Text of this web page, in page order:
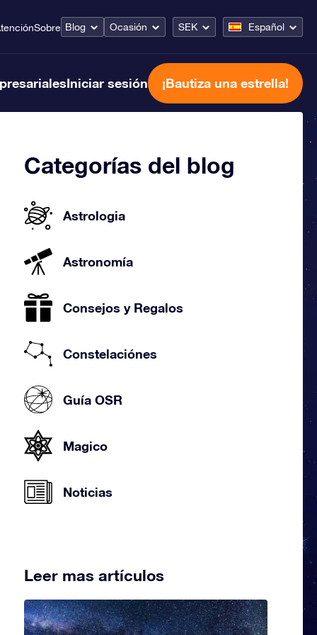
Sobre Blog Ocasión SEK Español
Iniciar sesión ¡Bautiza una estrella!
Categorías del blog
Astrologia
Astronomía
Consejos y Regalos
Constelaciónes
Guía OSR
Magico
Noticias
Leer mas artículos